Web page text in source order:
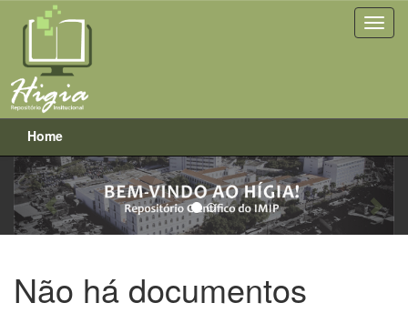
Skip
navigation
Home
Previous Next
Não há documentos